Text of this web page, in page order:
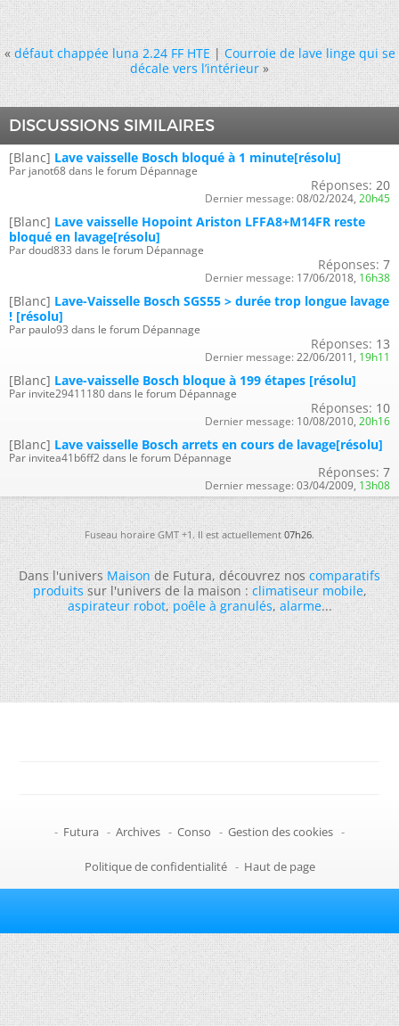
« défaut chappée luna 2.24 FF HTE|Courroie de lave linge qui se
décale vers l’intérieur »
DISCUSSIONS SIMILAIRES
[Blanc] Lave vaisselle Bosch bloqué à 1 minute[résolu]
Par janot68 dans le forum Dépannage
Réponses: 20
Dernier message: 08/02/2024, 20h45
[Blanc] Lave vaisselle Hopoint Ariston LFFA8+M14FR reste
bloqué en lavage[résolu]
Par doud833 dans le forum Dépannage
Réponses: 7
Dernier message: 17/06/2018, 16h38
[Blanc] Lave-Vaisselle Bosch SGS55 > durée trop longue lavage
! [résolu]
Par paulo93 dans le forum Dépannage
Réponses: 13
Dernier message: 22/06/2011, 19h11
[Blanc] Lave-vaisselle Bosch bloque à 199 étapes [résolu]
Par invite29411180 dans le forum Dépannage
Réponses: 10
Dernier message: 10/08/2010, 20h16
[Blanc] Lave vaisselle Bosch arrets en cours de lavage[résolu]
Par invitea41b6ff2 dans le forum Dépannage
Réponses: 7
Dernier message: 03/04/2009, 13h08
Fuseau horaire GMT +1. Il est actuellement07h26.
Dans l'universMaisonde Futura, découvrez noscomparatifs
produitssur l'univers de la maison :climatiseur mobile,
aspirateur robot,poêle à granulés,alarme...
- Futura - Archives - Conso - Gestion des cookies -
Politique de confidentialité - Haut de page